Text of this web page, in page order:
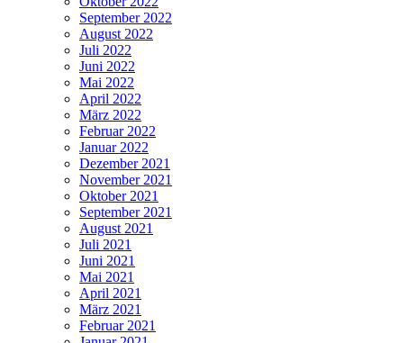
September 2022
August 2022
Juli 2022
Juni 2022
Mai 2022
April 2022
März 2022
Februar 2022
Januar 2022
Dezember 2021
November 2021
Oktober 2021
September 2021
August 2021
Juli 2021
Juni 2021
Mai 2021
April 2021
März 2021
Februar 2021